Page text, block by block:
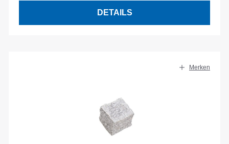
DETAILS
Merken